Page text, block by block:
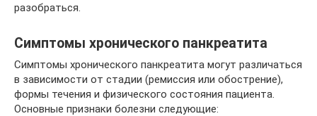
разобраться.
Симптомы хронического панкреатита
Симптомы хронического панкреатита могут различаться
в зависимости от стадии (ремиссия или обострение),
формы течения и физического состояния пациента.
Основные признаки болезни следующие: